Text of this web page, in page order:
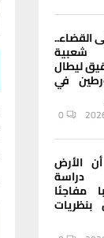
القضاء..
شعبية
ليطال
في
0
الأرض
دراسة
مفاجئا
بنظريات